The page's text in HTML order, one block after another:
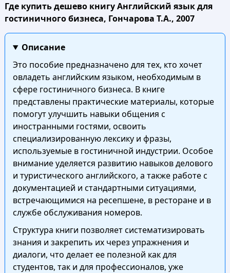
Где купить дешево книгу Английский язык для
гостиничного бизнеса, Гончарова Т.А., 2007
Описание
Это пособие предназначено для тех, кто хочет
овладеть английским языком, необходимым в
сфере гостиничного бизнеса. В книге
представлены практические материалы, которые
помогут улучшить навыки общения с
иностранными гостями, освоить
специализированную лексику и фразы,
используемые в гостиничной индустрии. Особое
внимание уделяется развитию навыков делового
и туристического английского, а также работе с
документацией и стандартными ситуациями,
встречающимися на ресепшене, в ресторане и в
службе обслуживания номеров.
Структура книги позволяет систематизировать
знания и закрепить их через упражнения и
диалоги, что делает ее полезной как для
студентов, так и для профессионалов, уже